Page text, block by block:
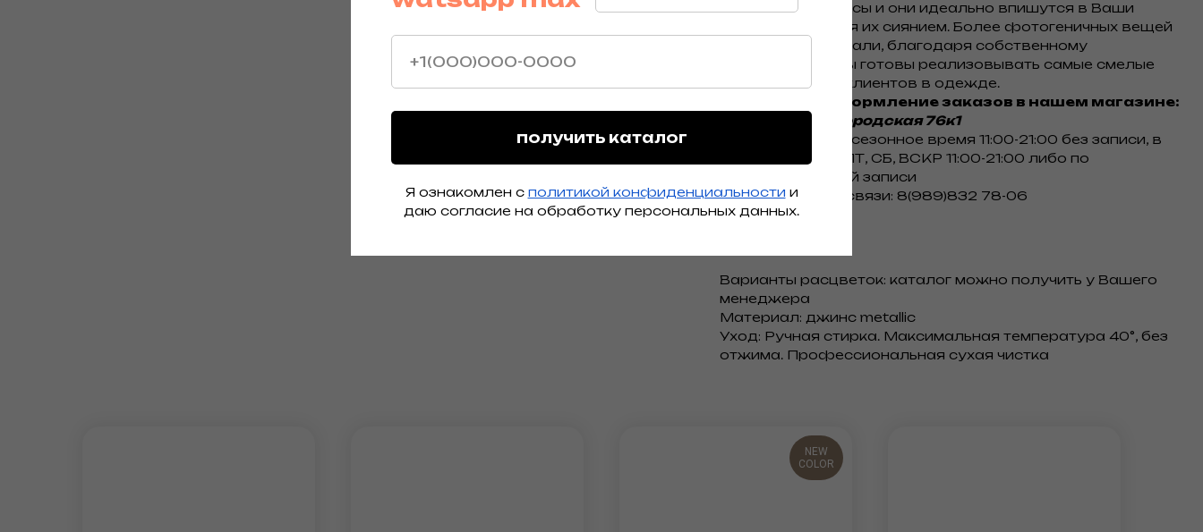
получить каталог
Я ознакомлен с политикой конфиденциальности и
даю согласие на обработку персональных данных.
брюки, а не джинсы и они идеально впишутся в Ваши
образы, наполняя их сиянием. Более фотогеничных вещей
мы еще не отшивали, благодаря собственному
производству мы готовы реализовывать самые смелые
желания наших клиентов в одежде.
Примерка и оформление заказов в нашем магазине:
Москва, Нижегородская 76к1
Режим работы в сезонное время 11:00-21:00 без записи, в
летнем режиме ПТ, СБ, ВСКР 11:00-21:00 либо по
предварительной записи
телефон для связи: 8(989)832 78-06
Варианты расцветок: каталог можно получить у Вашего
менеджера
Материал: джинс metallic
Уход: Ручная стирка. Максимальная температура 40°, без
отжима. Профессиональная сухая чистка
NEW
COLOR